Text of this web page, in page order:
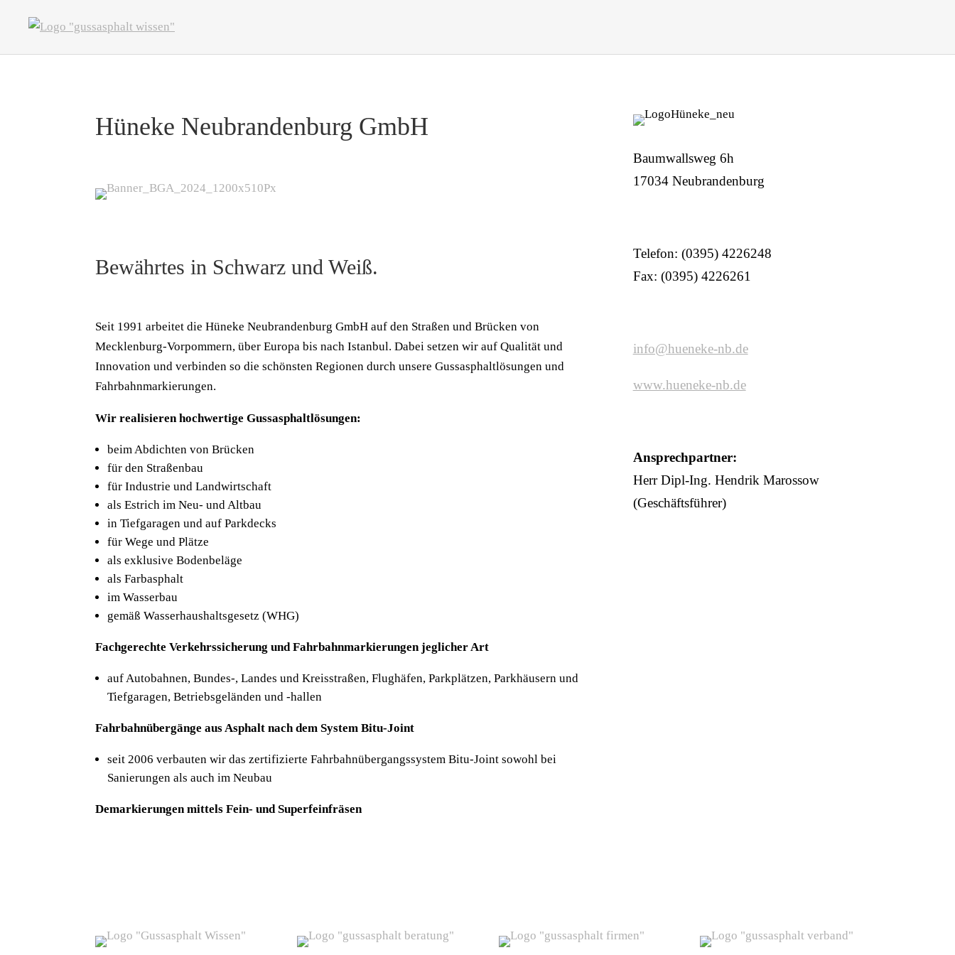
Hüneke Neubrandenburg GmbH
Bewährtes in Schwarz und Weiß.
Seit 1991 arbeitet die Hüneke Neubrandenburg GmbH auf den Straßen und Brücken von
Mecklenburg-Vorpommern, über Europa bis nach Istanbul. Dabei setzen wir auf Qualität und
Innovation und verbinden so die schönsten Regionen durch unsere Gussasphaltlösungen und
Fahrbahnmarkierungen.
Wir realisieren hochwertige Gussasphaltlösungen:
beim Abdichten von Brücken
für den Straßenbau
für Industrie und Landwirtschaft
als Estrich im Neu- und Altbau
in Tiefgaragen und auf Parkdecks
für Wege und Plätze
als exklusive Bodenbeläge
als Farbasphalt
im Wasserbau
gemäß Wasserhaushaltsgesetz (WHG)
Fachgerechte Verkehrssicherung und Fahrbahnmarkierungen jeglicher Art
auf Autobahnen, Bundes-, Landes und Kreisstraßen, Flughäfen, Parkplätzen, Parkhäusern und
Tiefgaragen, Betriebsgeländen und -hallen
Fahrbahnübergänge aus Asphalt nach dem System Bitu-Joint
seit 2006 verbauten wir das zertifizierte Fahrbahnübergangssystem Bitu-Joint sowohl bei
Sanierungen als auch im Neubau
Demarkierungen mittels Fein- und Superfeinfräsen
Baumwallsweg 6h
17034 Neubrandenburg
Telefon: (0395) 4226248
Fax: (0395) 4226261
info@hueneke-nb.de
www.hueneke-nb.de
Ansprechpartner:
Herr Dipl-Ing. Hendrik Marossow
(Geschäftsführer)